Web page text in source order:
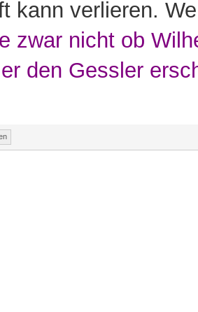
kann verlieren.
zwar nicht ob
den Gessler